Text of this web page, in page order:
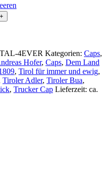
4EVER Kategorien: Caps,
Hofer, Caps, Dem Land
, Tirol für immer und ewig,
Tiroler Adler, Tiroler Bua,
, Trucker Cap Lieferzeit: ca.